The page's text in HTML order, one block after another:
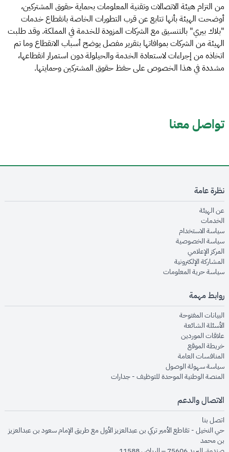
من التزام هيئة الاتصالات وتقنية المعلومات بحماية حقوق المشتركين،
أوضحت الهيئة بأنها تتابع عن قرب التطورات الخاصة بانقطاع خدمات
"بلاك بيري" بالتنسيق مع الشركات المزودة للخدمة في المملكة. وقد طلبت
الهيئة من الشركات بموافاتها بتقرير مفصل يوضح أسباب الانقطاع وما تم
اتخاذه من إجراءات لاستعادة الخدمة والحيلولة دون استمرار انقطاعها،
مشددة في هذا الخصوص على حفظ حقوق المشتركين وحمايتها.
تواصل معنا
نظرة عامة
عن الهيئةopens in new window
الخدماتopens in new window
سياسة الاستخدام
سياسة الخصوصيةopens in new window
المركز الإعلاميopens in new window
المشاركة الإلكترونيةopens in new window
سياسة حرية المعلوماتopens in new window
روابط مهمة
البيانات المفتوحةopens in new window
الأسئلة الشائعةopens in new window
علاقات الموردينopens in new window
خريطة الموقعopens in new window
المنافسات العامةopens in new window
سياسة سهولة الوصولopens in new window
المنصة الوطنية الموحدة للتوظيف - جداراتopens in new window
الاتصال والدعم
اتصل بنا
حي النخيل - تقاطع الأمير تركي بن عبدالعزيز الأول مع طريق الإمام سعود بن عبدالعزيز
بن محمد